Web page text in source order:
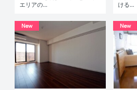
エリアの...
ける...
New New